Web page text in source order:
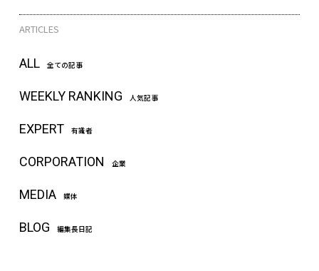
ARTICLES
ALL 全ての記事
WEEKLY RANKING 人気記事
EXPERT 有識者
CORPORATION 企業
MEDIA 媒体
BLOG 編集長日記